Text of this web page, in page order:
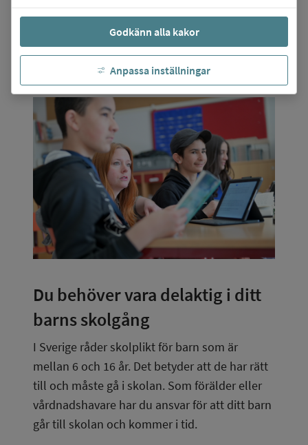
Godkänn alla kakor
Anpassa inställningar
som förväntas av dig som
vårdnadshavare.
Ny i Sverige med barn 6-16 år på lättläst
Du behöver vara delaktig i ditt
barns skolgång
I Sverige råder skolplikt för barn som är
mellan 6 och 16 år. Det betyder att de har rätt
till och måste gå i skolan. Som förälder eller
vårdnadshavare har du ansvar för att ditt barn
går till skolan och kommer i tid.